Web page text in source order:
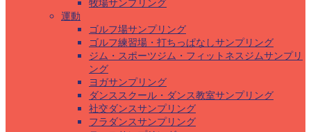
牧場サンプリング
運動
ゴルフ場サンプリング
ゴルフ練習場・打ちっぱなしサンプリング
ジム・スポーツジム・フィットネスジムサンプリ
ング
ヨガサンプリング
ダンススクール・ダンス教室サンプリング
社交ダンスサンプリング
フラダンスサンプリング